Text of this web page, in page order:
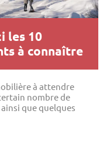
les 10
à connaître
à attendre
nombre de
que quelques